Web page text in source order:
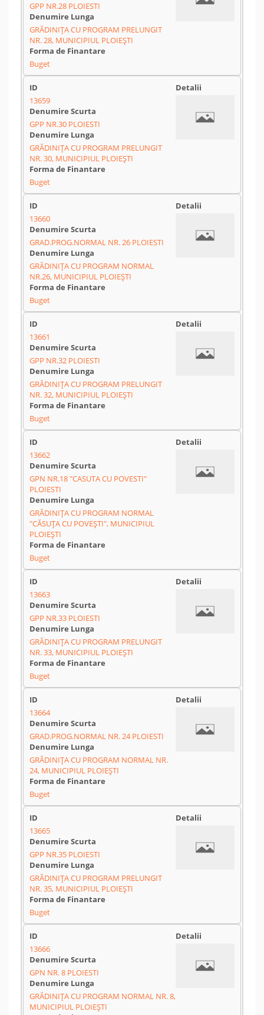
GPP NR.28 PLOIESTI
GRĂDINIȚA CU PROGRAM PRELUNGIT
NR. 28, MUNICIPIUL PLOIEȘTI
Buget
13659
GPP NR.30 PLOIESTI
GRĂDINIȚA CU PROGRAM PRELUNGIT
NR. 30, MUNICIPIUL PLOIEȘTI
Buget
13660
GRAD.PROG.NORMAL NR. 26 PLOIESTI
GRĂDINIȚA CU PROGRAM NORMAL
NR.26, MUNICIPIUL PLOIEȘTI
Buget
13661
GPP NR.32 PLOIESTI
GRĂDINIȚA CU PROGRAM PRELUNGIT
NR. 32, MUNICIPIUL PLOIEȘTI
Buget
13662
GPN NR.18 "CASUTA CU POVESTI"
PLOIESTI
GRĂDINIȚA CU PROGRAM NORMAL
"CĂSUȚA CU POVEȘTI", MUNICIPIUL
PLOIEȘTI
Buget
13663
GPP NR.33 PLOIESTI
GRĂDINIȚA CU PROGRAM PRELUNGIT
NR. 33, MUNICIPIUL PLOIEȘTI
Buget
13664
GRAD.PROG.NORMAL NR. 24 PLOIESTI
GRĂDINIȚA CU PROGRAM NORMAL NR.
24, MUNICIPIUL PLOIEȘTI
Buget
13665
GPP NR.35 PLOIESTI
GRĂDINIȚA CU PROGRAM PRELUNGIT
NR. 35, MUNICIPIUL PLOIEȘTI
Buget
13666
GPN NR. 8 PLOIESTI
GRĂDINIȚA CU PROGRAM NORMAL NR. 8,
MUNICIPIUL PLOIEȘTI